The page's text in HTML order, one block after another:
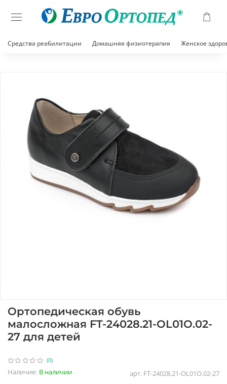
Средства реабилитации Домашняя физиотерапия Женское
(0)
арт. FT-24028.21-OL01О.02-27
Наличие: В наличии
Ортопедическая обувь
малосложная FT-24028.21-OL01О.02-
27 для детей